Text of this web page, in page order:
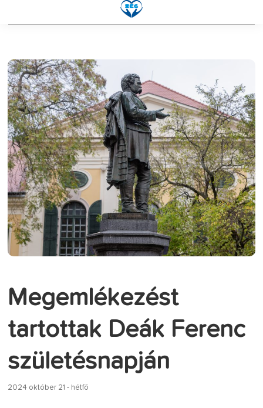
Megemlékezést
tartottak Deák Ferenc
születésnapján
2024 október 21 - hétfő